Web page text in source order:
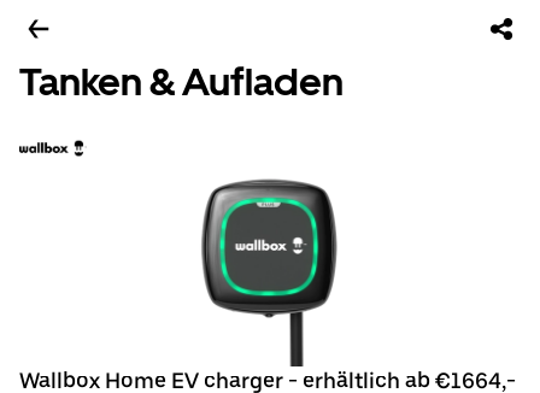
Tanken & Aufladen
Wallbox Home EV charger - erhältlich ab €1664,-